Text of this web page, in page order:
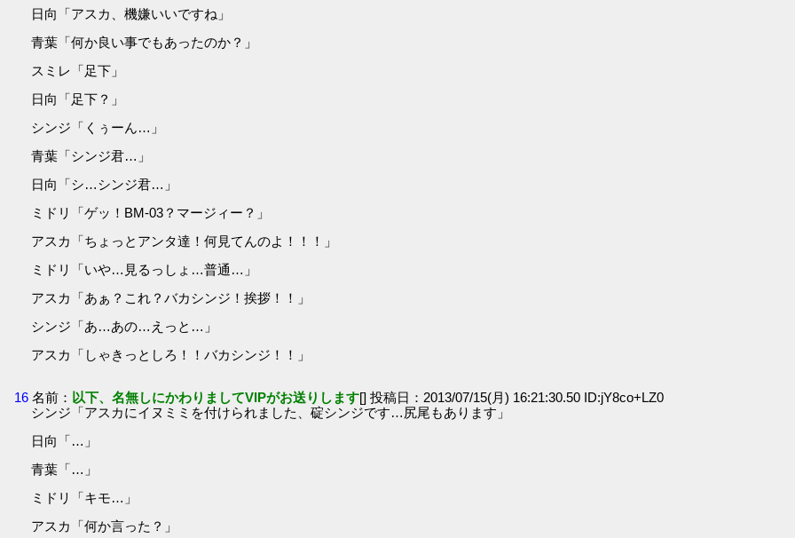
日向「アスカ、機嫌いいですね」
青葉「何か良い事でもあったのか？」
スミレ「足下」
日向「足下？」
シンジ「くぅーん…」
青葉「シンジ君…」
日向「シ…シンジ君…」
ミドリ「ゲッ！BM-03？マージィー？」
アスカ「ちょっとアンタ達！何見てんのよ！！！」
ミドリ「いや…見るっしょ…普通…」
アスカ「あぁ？これ？バカシンジ！挨拶！！」
シンジ「あ…あの…えっと…」
アスカ「しゃきっとしろ！！バカシンジ！！」
16 名前： 以下、名無しにかわりましてVIPがお送りします[] 投稿日：2013/07/15(月) 16:21:30.50 ID:jY8co+LZ0
シンジ「アスカにイヌミミを付けられました、碇シンジです…尻尾もあります」
日向「…」
青葉「…」
ミドリ「キモ…」
アスカ「何か言った？」